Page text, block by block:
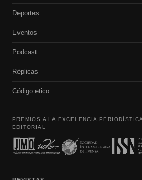
Deportes
Eventos
Podcast
Réplicas
Código etico
PREMIOS A LA EXCELENCIA
EDITORIAL